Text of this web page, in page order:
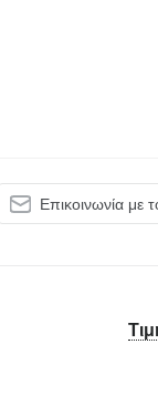
Επικοινωνία με